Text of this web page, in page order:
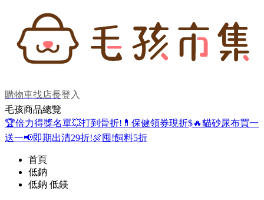
購物車找店長登入
毛孩商品總覽
🏆倍力得獎名單💥打到骨折! 💊保健領券現折$🔥貓砂尿布買一
送一📢即期出清29折!🍖囤!飼料5折
首頁
低鈉
低鈉 低鎂